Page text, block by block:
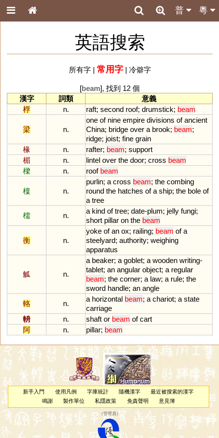
粵
普
英語搜索
所有字| 常用字| 冷僻字
[beam], 找到 12 個
漢字
詞類
意義
桴
n. raft; second roof; drumstick; beam
梁 n.
one of nine empire divisions of ancient
China; bridge over a brook; beam;
ridge; joist; fine grain
椽
n. rafter; beam; support
楣
n. lintel over the door; cross beam
樑
n. roof beam
檁 n.
purlin; a cross beam; the combing
round the hatches of a ship; the bole of
a tree
檽
n.
a kind of tree; date-plum; jelly fungi;
short pillar on the beam
衡 n.
yoke of an ox; railing; beam of a
steelyard; authority; weighing
apparatus
觚 n.
a beaker; a goblet; a wooden writing-
tablet; an angular object; a regular
beam; the corner; a law; a rule; the
sword handle; an angle
輅
n.
a horizontal beam; a chariot; a state
carriage
輈
n. shaft or beam of cart
阿
n. pillar; beam
新手入門 使用凡例 字庫統計 隨機漢字
最近被搜索的漢字
鳴謝
製作單位 私隱政策 免責聲明 意見簿
（管理員 ）